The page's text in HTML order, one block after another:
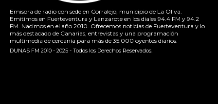
Emisora de radio con sede en Corralejo, municipio de La Oliva.
Emitimos en Fuerteventura y Lanzarote en los diales 94.4 FM y 94.2
FM. Nacimos en el año 2010. Ofrecemos noticias de Fuerteventura y lo
más destacado de Canarias, entrevistas y una programación
multimedia de cercanía para más de 35.000 oyentes diarios.
DUNAS FM 2010 - 2025 - Todos los Derechos Reservados.